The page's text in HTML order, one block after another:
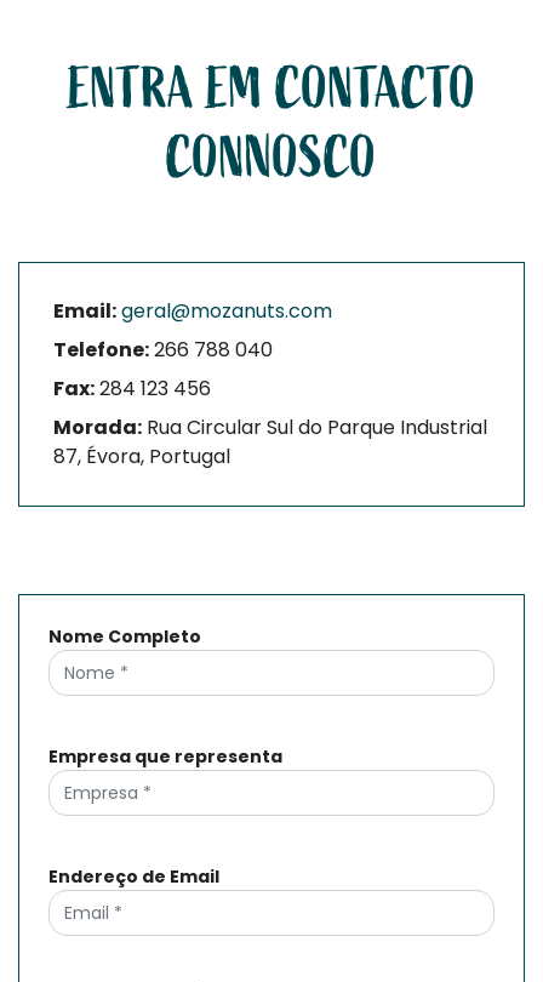
ENTRA EM CONTACTO
CONNOSCO
Email:geral@mozanuts.com
Telefone:266 788 040
Fax:284 123 456
Morada: Rua Circular Sul do Parque Industrial
87, Évora, Portugal
Nome Completo
Empresa que representa
Endereço de Email